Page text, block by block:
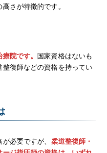
さが特徴的です。
院です。 国家資格はないも
復師などの資格を持ってい
必要ですが、 柔道整復師・